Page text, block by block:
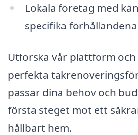
Lokala företag med
specifika
Utforska vår plattform
perfekta
passar dina behov och
första steget mot ett
hållbart hem.